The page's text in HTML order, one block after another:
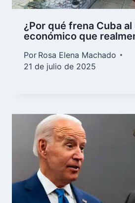
¿Por qué frena Cuba
económico que
Por Rosa Elena Machado
21 de julio de 2025